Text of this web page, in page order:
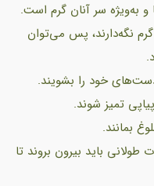
به‌ویژه سر آنان گرم است.
نگه‌دارند، پس می‌توان
خود را بشویند.
تمیز شوند.
بمانند.
باید بیرون بروند تا